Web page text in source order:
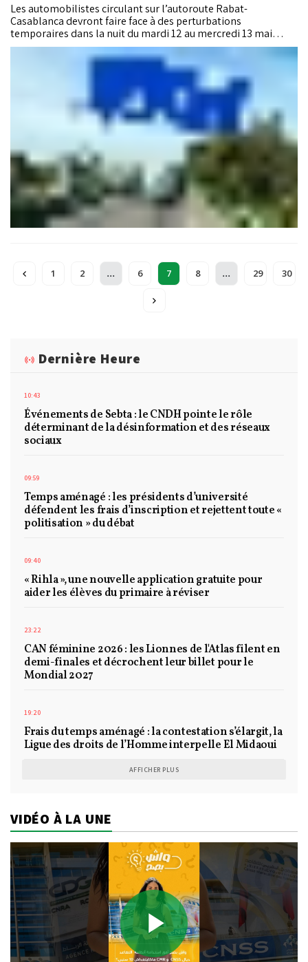
Les automobilistes circulant sur l’autoroute Rabat-
Casablanca devront faire face à des perturbations
temporaires dans la nuit du mardi 12 au mercredi 13 mai
2026. Autoroutes du Maroc annonce une suspension
provisoire de la circulation au niveau de la bretelle d’accès à
l’autoroute dans le sens Mohammedia-Casablanca, en raison
de travaux de pose des poutres du passage supérieur de
l’échangeur de Mohammedia Est. Des itinéraires de déviation
ont été mis en place pour les usagers venant de
Mohammedia, Mansouria et Benslimane.
1 2 ... 6 7 8 ... 29 30
Dernière Heure
10:43
Événements de Sebta : le CNDH pointe le rôle
déterminant de la désinformation et des réseaux
sociaux
09:59
Temps aménagé : les présidents d’université
défendent les frais d’inscription et rejettent toute «
politisation » du débat
09:40
« Rihla », une nouvelle application gratuite pour
aider les élèves du primaire à réviser
23:22
CAN féminine 2026 : les Lionnes de l'Atlas filent en
demi-finales et décrochent leur billet pour le
Mondial 2027
19:20
Frais du temps aménagé : la contestation s’élargit, la
Ligue des droits de l’Homme interpelle El Midaoui
AFFICHER PLUS
VIDÉO À LA UNE